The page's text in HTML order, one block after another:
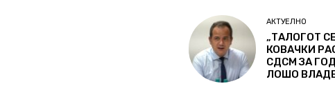
АКТУЕЛНО
„ТАЛОГОТ
КОВАЧКИ
СДСМ ЗА
ЛОШО